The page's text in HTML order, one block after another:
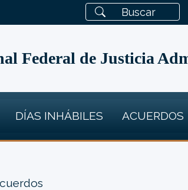
Federal de Justicia
DÍAS INHÁBILES ACUERDOS